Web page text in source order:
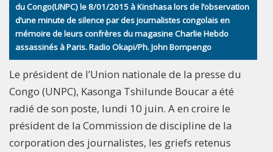
du Congo(UNPC) le 8/01/2015 à Kinshasa lors de l’observation
d’une minute de silence par des journalistes congolais en
mémoire de leurs confrères du magasine Charlie Hebdo
assassinés à Paris. Radio Okapi/Ph. John Bompengo
Le président de l’Union nationale de la presse du
Congo (UNPC), Kasonga Tshilunde Boucar a été
radié de son poste, lundi 10 juin. A en croire le
président de la Commission de discipline de la
corporation des journalistes, les griefs retenus